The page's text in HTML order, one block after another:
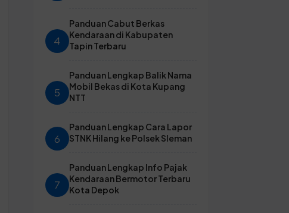
4
Panduan Cabut Berkas
Kendaraan di Kabupaten
Tapin Terbaru
5
Panduan Lengkap Balik Nama
Mobil Bekas di Kota Kupang
NTT
6
Panduan Lengkap Cara Lapor
STNK Hilang ke Polsek Sleman
7
Panduan Lengkap Info Pajak
Kendaraan Bermotor Terbaru
Kota Depok